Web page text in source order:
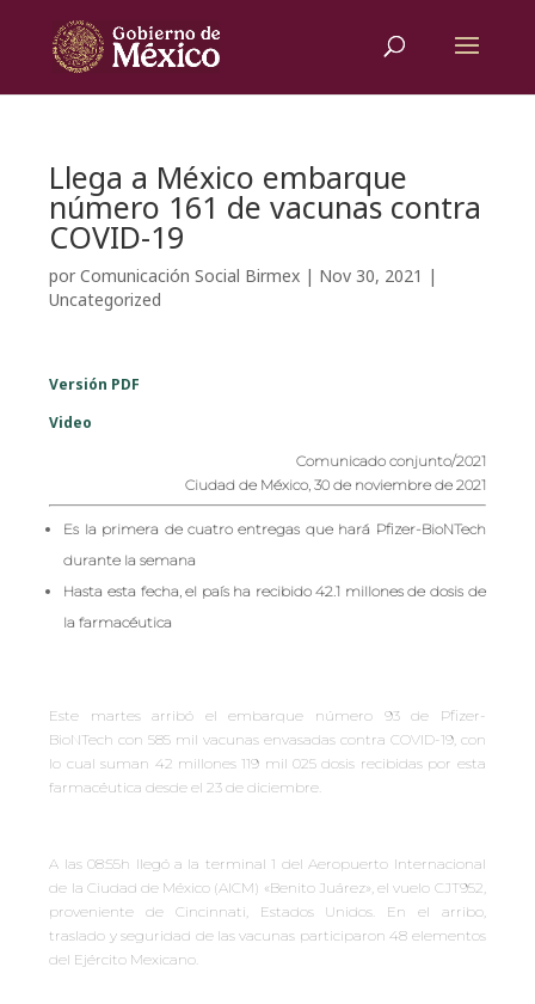
Llega a México embarque
número 161 de vacunas contra
COVID-19
porComunicación Social Birmex | Nov 30, 2021 |
Uncategorized
Versión PDF
Video
Comunicado conjunto/2021
Ciudad de México, 30 de noviembre de 2021
Es la primera de cuatro entregas que hará Pfizer-BioNTech
durante la semana
Hasta esta fecha, el país ha recibido 42.1 millones de dosis de
la farmacéutica
Este martes arribó el embarque número 93 de Pfizer-
BioNTech con 585 mil vacunas envasadas contra COVID-19, con
lo cual suman 42 millones 119 mil 025 dosis recibidas por esta
farmacéutica desde el 23 de diciembre.
A las 08:55h llegó a la terminal 1 del Aeropuerto Internacional
de la Ciudad de México (AICM) «Benito Juárez», el vuelo CJT952,
proveniente de Cincinnati, Estados Unidos. En el arribo,
traslado y seguridad de las vacunas participaron 48 elementos
del Ejército Mexicano.